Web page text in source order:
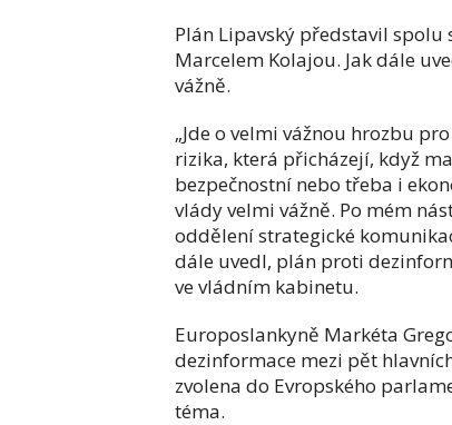
Plán Lipavský představil
Marcelem Kolajou. Jak dále
vážně.
„Jde o velmi vážnou hrozbu
rizika, která přicházejí, když
bezpečnostní nebo třeba i
vlády velmi vážně. Po mém
oddělení strategické
dále uvedl, plán proti
ve vládním kabinetu.
Europoslankyně Markéta
dezinformace mezi pět
zvolena do Evropského
téma.